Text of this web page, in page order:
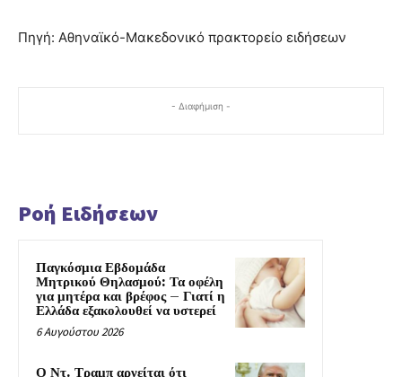
Πηγή: Αθηναϊκό-Μακεδονικό πρακτορείο ειδήσεων
- Διαφήμιση -
Ροή Ειδήσεων
Παγκόσμια Εβδομάδα
Μητρικού Θηλασμού: Τα οφέλη
για μητέρα και βρέφος – Γιατί η
Ελλάδα εξακολουθεί να υστερεί
6 Αυγούστου 2026
Ο Ντ. Τραμπ αρνείται ότι